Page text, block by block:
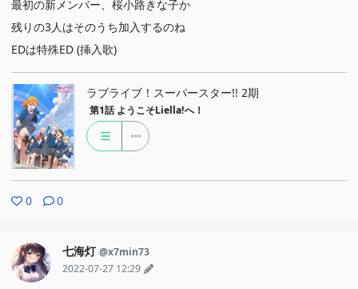
最初の新メンバー、桜小路きな子か
残りの3人はそのうち加入するのね
EDは特殊ED (挿入歌)
ラブライブ！スーパースター!! 2期
第1話 ようこそLiella!へ！
0 0
七海灯 @x7min73
2022-07-27 12:29